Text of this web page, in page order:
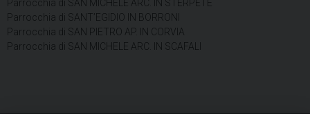
Parrocchia di SAN MICHELE ARC. IN STERPETE
Parrocchia di SANT’EGIDIO IN BORRONI
Parrocchia di SAN PIETRO AP. IN CORVIA
Parrocchia di SAN MICHELE ARC. IN SCAFALI